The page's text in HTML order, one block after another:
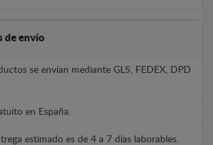
de envío
se envían mediante GLS, FEDEX, DPD
en España.
estimado es de 4 a 7 días laborables.